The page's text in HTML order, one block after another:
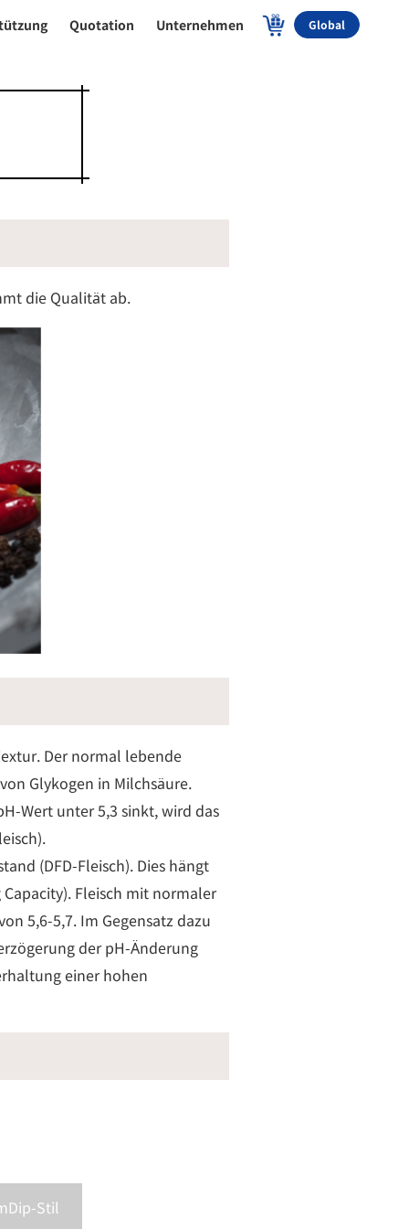
Quotation Unternehmen Global
die Qualität ab.
Der normal lebende
Glykogen in Milchsäure.
Wert unter 5,3 sinkt, wird das
(DFD-Fleisch). Dies hängt
Fleisch mit normaler
5,6-5,7. Im Gegensatz dazu
der pH-Änderung
einer hohen
Stil